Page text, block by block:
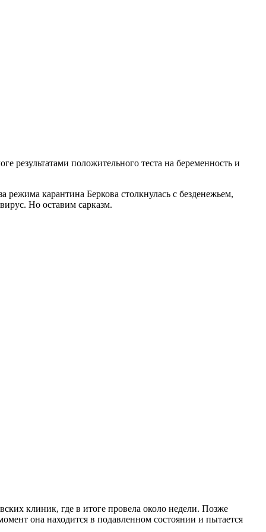
результатами положительного теста на беременность и
карантина Беркова столкнулась с безденежьем,
Но оставим сарказм.
клиник, где в итоге провела около недели. Позже
она находится в подавленном состоянии и пытается